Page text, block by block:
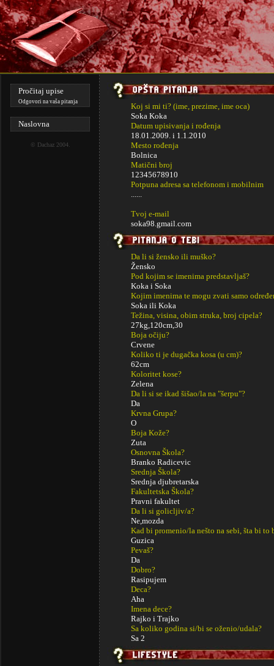
Pročitaj upise
Odgovori na vaša pitanja
Naslovna
© Dachaz2004.
Koj si mi ti? (ime, prezime, ime oca)
Soka Koka
Datum upisivanja i rođenja
18.01.2009. i 1.1.2010
Mesto rođenja
Bolnica
Matični broj
12345678910
Potpuna adresa sa telefonom i mobilnim
......
Tvoj e-mail
soka98.gmail.com
Da li si žensko ili muško?
Žensko
Pod kojim se imenima predstavljaš?
Koka i Soka
Kojim imenima te mogu zvati samo
Soka ili Koka
Težina, visina, obim struka, broj cipela?
27kg,120cm,30
Boja očiju?
Crvene
Koliko ti je dugačka kosa (u cm)?
62cm
Koloritet kose?
Zelena
Da li si se ikad šišao/la na "šerpu"?
Da
Krvna Grupa?
O
Boja Kože?
Zuta
Osnovna Škola?
Branko Radicevic
Srednja Škola?
Srednja djubretarska
Fakultetska Škola?
Pravni fakultet
Da li si golicljiv/a?
Ne,mozda
Kad bi promenio/la nešto na sebi, šta bi to
Guzica
Pevaš?
Da
Dobro?
Rasipujem
Deca?
Aha
Imena dece?
Rajko i Trajko
Sa koliko godina si/bi se oženio/udala?
Sa 2